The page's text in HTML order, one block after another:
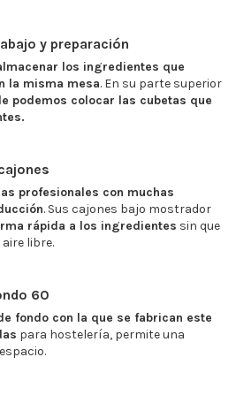
y preparación
los ingredientes que
la misma mesa. En su parte superior
podemos colocar las cubetas que
profesionales con muchas
. Sus cajones bajo mostrador
rápida a los ingredientes sin que
libre.
60
fondo con la que se fabrican este
para hostelería, permite una